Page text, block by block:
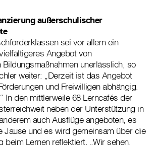
außerschulischer
sei vor allem ein
Angebot von
unerlässlich, so
weiter: „Derzeit ist das Angebot
und Freiwilligen abhängig.
In den mittlerweile 68 Lerncafés der
neben der Unterstützung in
auch Ausflüge angeboten, es
Jause und es wird gemeinsam über die
beim Lernen reflektiert. „Wir sehen,